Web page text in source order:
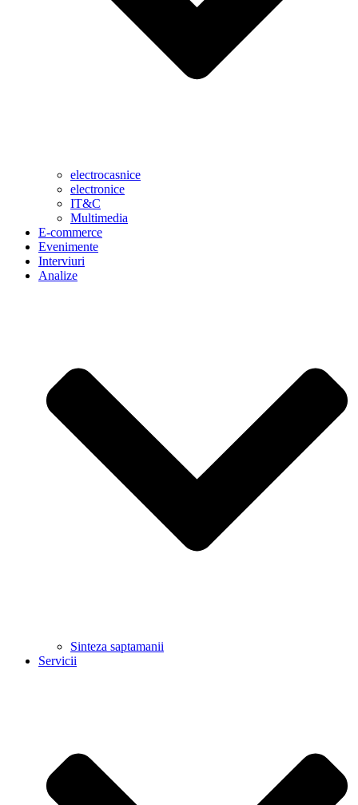
electrocasnice
electronice
IT&C
Multimedia
E-commerce
Evenimente
Interviuri
Analize
Sinteza saptamanii
Servicii